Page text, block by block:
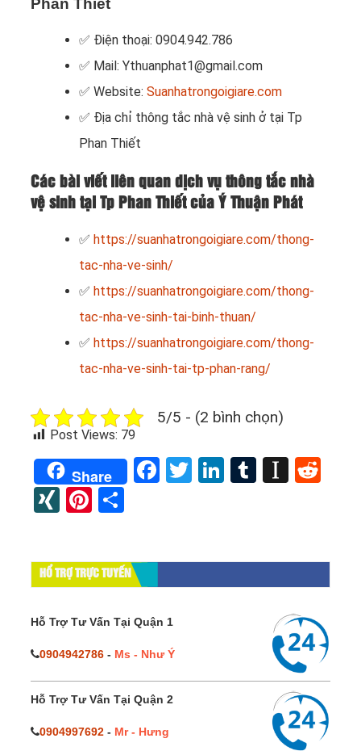
Phan Thiết
✅ Điện thoại: 0904.942.786
✅ Mail: Ythuanphat1@gmail.com
✅ Website: Suanhatrongoigiare.com
✅ Địa chỉ thông tắc nhà vệ sinh ở tại Tp
Phan Thiết
Các bài viết liên quan dịch vụ thông tắc nhà
vệ sinh tại Tp Phan Thiết của Ý Thuận Phát
✅ https://suanhatrongoigiare.com/thong-
tac-nha-ve-sinh/
✅ https://suanhatrongoigiare.com/thong-
tac-nha-ve-sinh-tai-binh-thuan/
✅ https://suanhatrongoigiare.com/thong-
tac-nha-ve-sinh-tai-tp-phan-rang/
5/5 - (2 bình chọn)
Post Views: 79
Share Facebook
TwitterLinkedIn
Tumblr
XINGPinterest
HỔ TRỢ TRỰC TUYẾN
Hỗ Trợ Tư Vấn Tại Quận 1
0904942786 - Ms - Như Ý
Hỗ Trợ Tư Vấn Tại Quận 2
0904997692 - Mr - Hưng